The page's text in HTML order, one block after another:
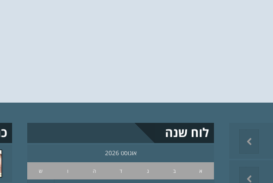
לוח שנה
אוגוסט 2026
א ב ג ד ה ו ש